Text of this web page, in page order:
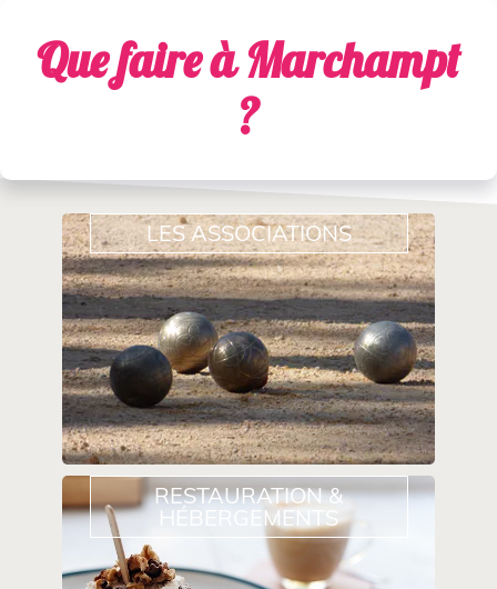
Que faire à Marchampt
?
LES ASSOCIATIONS
RESTAURATION &
HÉBERGEMENTS